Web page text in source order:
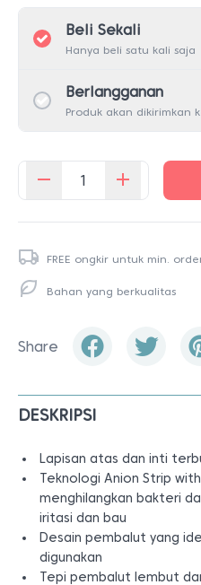
Beli Sekali
Hanya beli satu kali saja
Berlangganan
Produk akan dikirimkan
Kuantitas
8
FREE ongkir untuk min.
Bahan yang berkualitas
Share
DESKRIPSI
Lapisan atas dan inti
Teknologi Anion Strip
menghilangkan bakteri
iritasi dan bau
Desain pembalut yang
digunakan
Tepi pembalut lembut